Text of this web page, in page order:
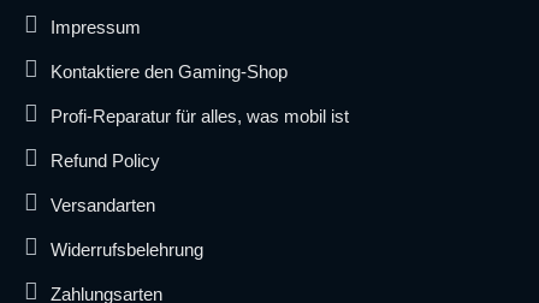
Impressum
Kontaktiere den Gaming-Shop
Profi-Reparatur für alles, was mobil ist
Refund Policy
Versandarten
Widerrufsbelehrung
Zahlungsarten